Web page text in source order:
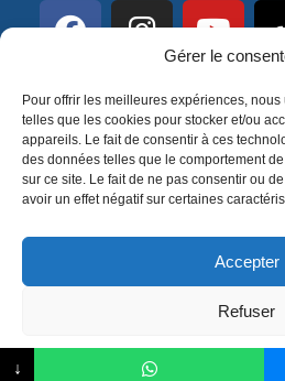
Gérer le
Pour offrir les meilleures expériences,
telles que les cookies pour stocker et/ou
appareils. Le fait de consentir à ces
des données telles que le comportement
sur ce site. Le fait de ne pas consentir ou
avoir un effet négatif sur certaines
Accepter
Refuser
Déclaration de
Créé avec
par KADA
SEJOUR MEDICAL. Tous droits
Plan de site
↓